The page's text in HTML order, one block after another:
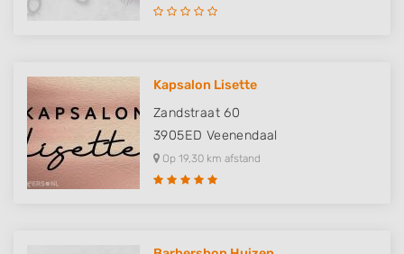
Kapsalon Lisette
Zandstraat 60
3905ED Veenendaal
Op 19,30 km afstand
Develop and improve services
IAB Special Features:
Use precise geolocation data
Identify devices based on information
actively requested